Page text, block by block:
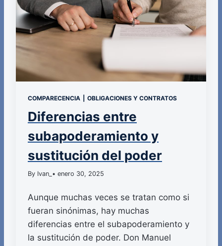
COMPARECENCIA OBLIGACIONES Y CONTRATOS
Diferencias entre
subapoderamiento y
sustitución del poder
By Ivan_ • enero 30, 2025
Aunque muchas veces se tratan como si
fueran sinónimas, hay muchas
diferencias entre el subapoderamiento y
la sustitución de poder. Don Manuel